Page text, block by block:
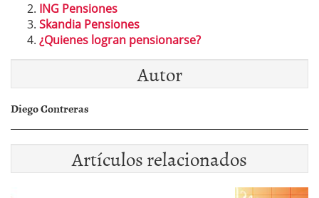
ING Pensiones
Skandia Pensiones
¿Quienes logran pensionarse?
Autor
Diego Contreras
Artículos relacionados